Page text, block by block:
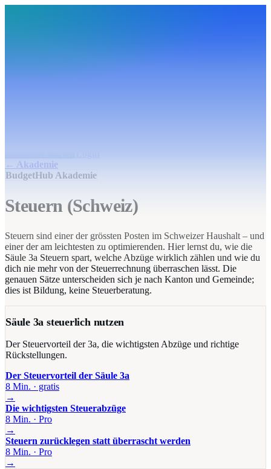
← Akademie
BudgetHub Akademie
Steuern (Schweiz)
Steuern sind einer der grössten Posten im Schweizer Haushalt – und
einer der am leichtesten zu optimierenden. Hier lernst du, wie die
Säule 3a Steuern spart, welche Abzüge wirklich zählen und wie du
dich nie mehr von der Steuerrechnung überraschen lässt. Die
genauen Sätze unterscheiden sich je nach Kanton und Gemeinde;
dies ist Bildung, keine Steuerberatung.
Säule 3a steuerlich nutzen
Der Steuervorteil der 3a, die wichtigsten Abzüge und richtige
Rückstellungen.
Der Steuervorteil der Säule 3a
8 Min. · gratis
→
Die wichtigsten Steuerabzüge
8 Min. · Pro
→
Steuern zurücklegen statt überrascht werden
8 Min. · Pro
→